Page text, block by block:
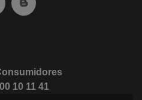
(abre en ventana nueva)
Ir a Linkedin (abre en ventana nueva)
Ir al Blog (abre en ventana
(abre en ventana nueva)
10 11 41